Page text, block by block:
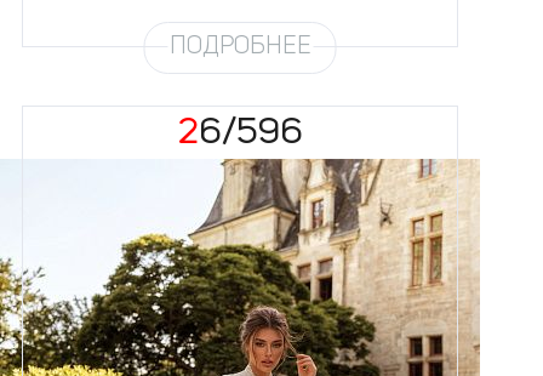
ПОДРОБНЕЕ
26/596